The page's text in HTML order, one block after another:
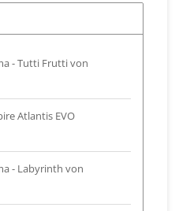
- Tutti Frutti von
Atlantis EVO
- Labyrinth von